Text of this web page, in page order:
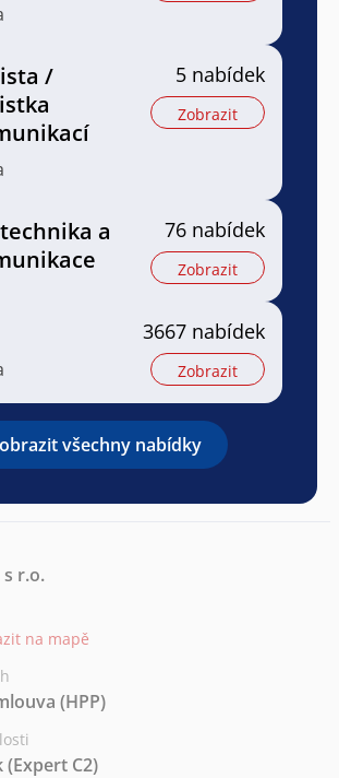
/
5 nabídek
Zobrazit
a
76 nabídek
Zobrazit
3667 nabídek
Zobrazit
všechny nabídky
s r.o.
na mapě
(HPP)
(Expert C2)